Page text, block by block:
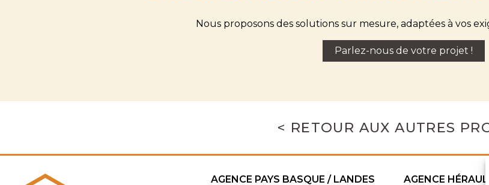
Nous proposons des solutions sur mesure, adaptées à vos
Parlez-nous de votre projet !
< RETOUR AUX AUTRES
AGENCE PAYS BASQUE / LANDES AGENCE HÉRAULT